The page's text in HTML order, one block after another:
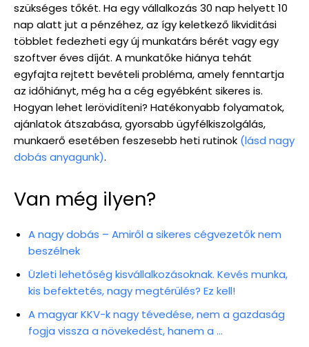
szükséges tőkét. Ha egy vállalkozás 30 nap helyett 10
nap alatt jut a pénzéhez, az így keletkező likviditási
többlet fedezheti egy új munkatárs bérét vagy egy
szoftver éves díját. A munkatőke hiánya tehát
egyfajta rejtett bevételi probléma, amely fenntartja
az időhiányt, még ha a cég egyébként sikeres is.
Hogyan lehet lerövidíteni? Hatékonyabb folyamatok,
ajánlatok átszabása, gyorsabb ügyfélkiszolgálás,
munkaerő esetében feszesebb heti rutinok (lásd nagy
dobás anyagunk).
Van még ilyen?
A nagy dobás – Amiről a sikeres cégvezetők nem
beszélnek
Üzleti lehetőség kisvállalkozásoknak. Kevés munka,
kis befektetés, nagy megtérülés? Ez kell!
A magyar KKV-k nagy tévedése, nem a gazdaság
fogja vissza a növekedést, hanem a …